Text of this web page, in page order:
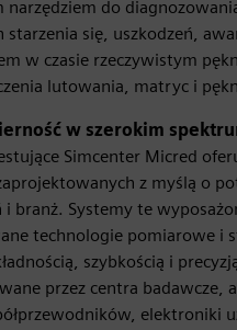
narzędziem do
starzenia się, uszkodzeń,
w czasie rzeczywistym
lutowania, matryc i
w szerokim
Simcenter Micred
z myślą o
i branż. Systemy te
technologie pomiarowe i
szybkością i
przez centra badawcze,
elektroniki